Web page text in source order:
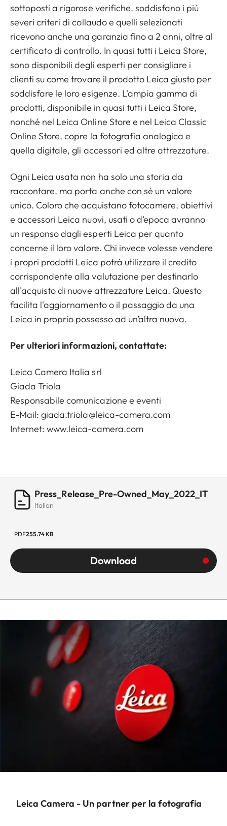
sottoposti a rigorose verifiche, soddisfano i più
severi criteri di collaudo e quelli selezionati
ricevono anche una garanzia fino a 2 anni, oltre al
certificato di controllo. In quasi tutti i Leica Store,
sono disponibili degli esperti per consigliare i
clienti su come trovare il prodotto Leica giusto per
soddisfare le loro esigenze. L'ampia gamma di
prodotti, disponibile in quasi tutti i Leica Store,
nonché nel Leica Online Store e nel Leica Classic
Online Store, copre la fotografia analogica e
quella digitale, gli accessori ed altre attrezzature.
Ogni Leica usata non ha solo una storia da
raccontare, ma porta anche con sé un valore
unico. Coloro che acquistano fotocamere, obiettivi
e accessori Leica nuovi, usati o d’epoca avranno
un responso dagli esperti Leica per quanto
concerne il loro valore. Chi invece volesse vendere
i propri prodotti Leica potrà utilizzare il credito
corrispondente alla valutazione per destinarlo
all'acquisto di nuove attrezzature Leica. Questo
facilita l'aggiornamento o il passaggio da una
Leica in proprio possesso ad un’altra nuova.
Per ulteriori informazioni, contattate:
Leica Camera Italia srl
Giada Triola
Responsabile comunicazione e eventi
E-Mail:giada.triola@leica-camera.com
Internet: www.leica-camera.com
Press_Release_Pre-Owned_May_2022_IT
Italian
PDF255.74 KB
Download
Leica Camera - Un partner per la fotografia